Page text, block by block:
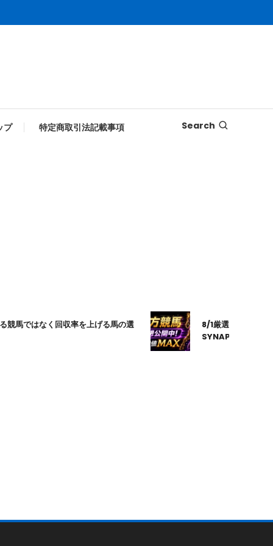
プ 特定商取引法記載事項 Search
く回収率を上げる馬の選
8/1厳選｜高知10R｜20:20発
SYNAPSE｜シナプス｜地方